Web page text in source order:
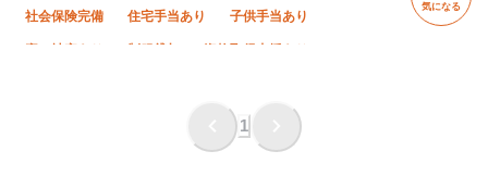
社会保険完備 住宅手当あり 子供手当あり
寮・社宅あり 制服貸与 資格取得支援あり
直帰・直行OK
気になる
1